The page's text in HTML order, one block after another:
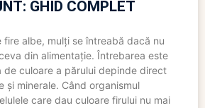
GHID COMPLET
fire albe, mulți se întreabă dacă nu
din alimentație. Întrebarea este
culoare a părului depinde direct
și minerale. Când organismul
care dau culoare firului nu mai